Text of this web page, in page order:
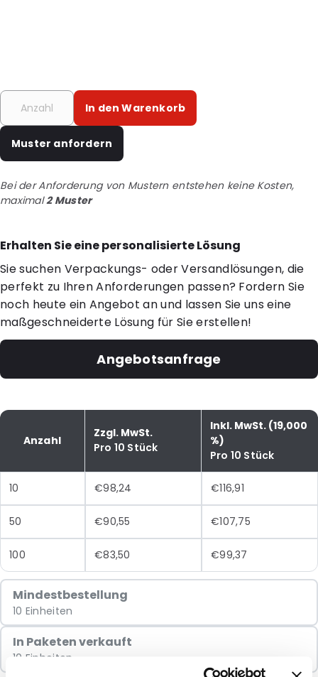
In den Warenkorb
Muster anfordern
Bei der Anforderung von Mustern entstehen keine Kosten,
maximal2 Muster
Erhalten Sie eine personalisierte Lösung
Sie suchen Verpackungs- oder Versandlösungen, die
perfekt zu Ihren Anforderungen passen? Fordern Sie
noch heute ein Angebot an und lassen Sie uns eine
maßgeschneiderte Lösung für Sie erstellen!
Angebotsanfrage
Anzahl
Zzgl. MwSt.
Pro 10 Stück
Inkl. MwSt. (19,000
%)
Pro 10 Stück
10 €98,24 €116,91
50 €90,55 €107,75
100 €83,50 €99,37
Mindestbestellung
10 Einheiten
In Paketen verkauft
10 Einheiten